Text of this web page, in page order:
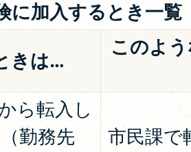
に加入するとき一覧
きは…
このよ
ら転入し
勤務先
市民課で